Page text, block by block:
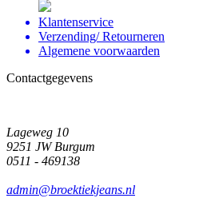
Klantenservice
Verzending/ Retourneren
Algemene voorwaarden
Contactgegevens
Lageweg 10
9251 JW Burgum
0511 - 469138
admin@broektiekjeans.nl